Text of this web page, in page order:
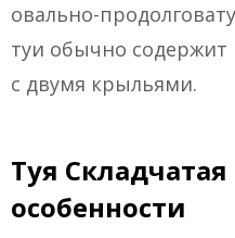
овально-
туи обычно содержит
с двумя крыльями.
Туя
особенности